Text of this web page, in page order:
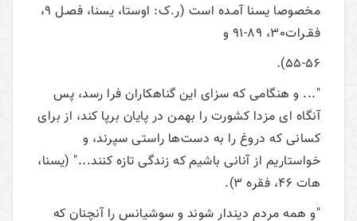
مخصوصا یسنا آمـده است (ر.ک: اوستا، یسنا، فصـل 9،
فقـرات30، 89-91 و
55-56).
"... و هنگامی که سزای این گناهکاران فرا رسد، پس
آنگاه ای مزدا کشورت را بهمن در پایان برپا کند، از برای
کسانی که دروغ را به دست‌ها راستی سپرند، و
خواستاریم از آنانی باشیم که زندگی تازه کنند..." (یسنا،
هات 46، فقره 3).
"و همه مردم دیندار شوند و سوشیانس را آنچنان که